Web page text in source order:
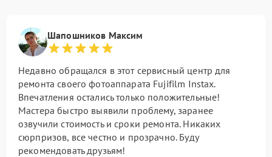
Шапошников Максим
Недавно обращался в этот сервисный центр для
ремонта своего фотоаппарата Fujifilm Instax.
Впечатления остались только положительные!
Мастера быстро выявили проблему, заранее
озвучили стоимость и сроки ремонта. Никаких
сюрпризов, все честно и прозрачно. Буду
рекомендовать друзьям!